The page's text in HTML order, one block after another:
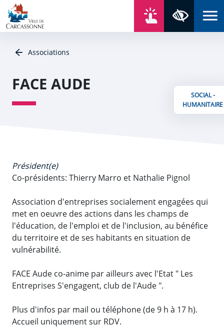
Aller au contenu
Aller au menu
Aller au plan du site
Aller à la recherche
Associations
FACE AUDE
SOCIAL -
HUMANITAIRE
Président(e)
Co-présidents: Thierry Marro et Nathalie Pignol
Association d'entreprises socialement engagées qui
met en oeuvre des actions dans les champs de
l'éducation, de l'emploi et de l'inclusion, au bénéfice
du territoire et de ses habitants en situation de
vulnérabilité.
FACE Aude co-anime par ailleurs avec l'Etat " Les
Entreprises S'engagent, club de l'Aude ".
Plus d'infos par mail ou téléphone (de 9 h à 17 h).
Accueil uniquement sur RDV.
Panneau de gestion des cookies